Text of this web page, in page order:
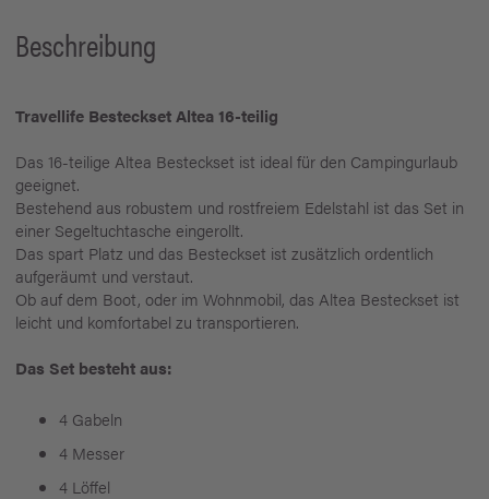
Beschreibung
Travellife Besteckset Altea 16-teilig
Das 16-teilige Altea Besteckset ist ideal für den Campingurlaub
geeignet.
Bestehend aus robustem und rostfreiem Edelstahl ist das Set in
einer Segeltuchtasche eingerollt.
Das spart Platz und das Besteckset ist zusätzlich ordentlich
aufgeräumt und verstaut.
Ob auf dem Boot, oder im Wohnmobil, das Altea Besteckset ist
leicht und komfortabel zu transportieren.
Das Set besteht aus:
4 Gabeln
4 Messer
4 Löffel